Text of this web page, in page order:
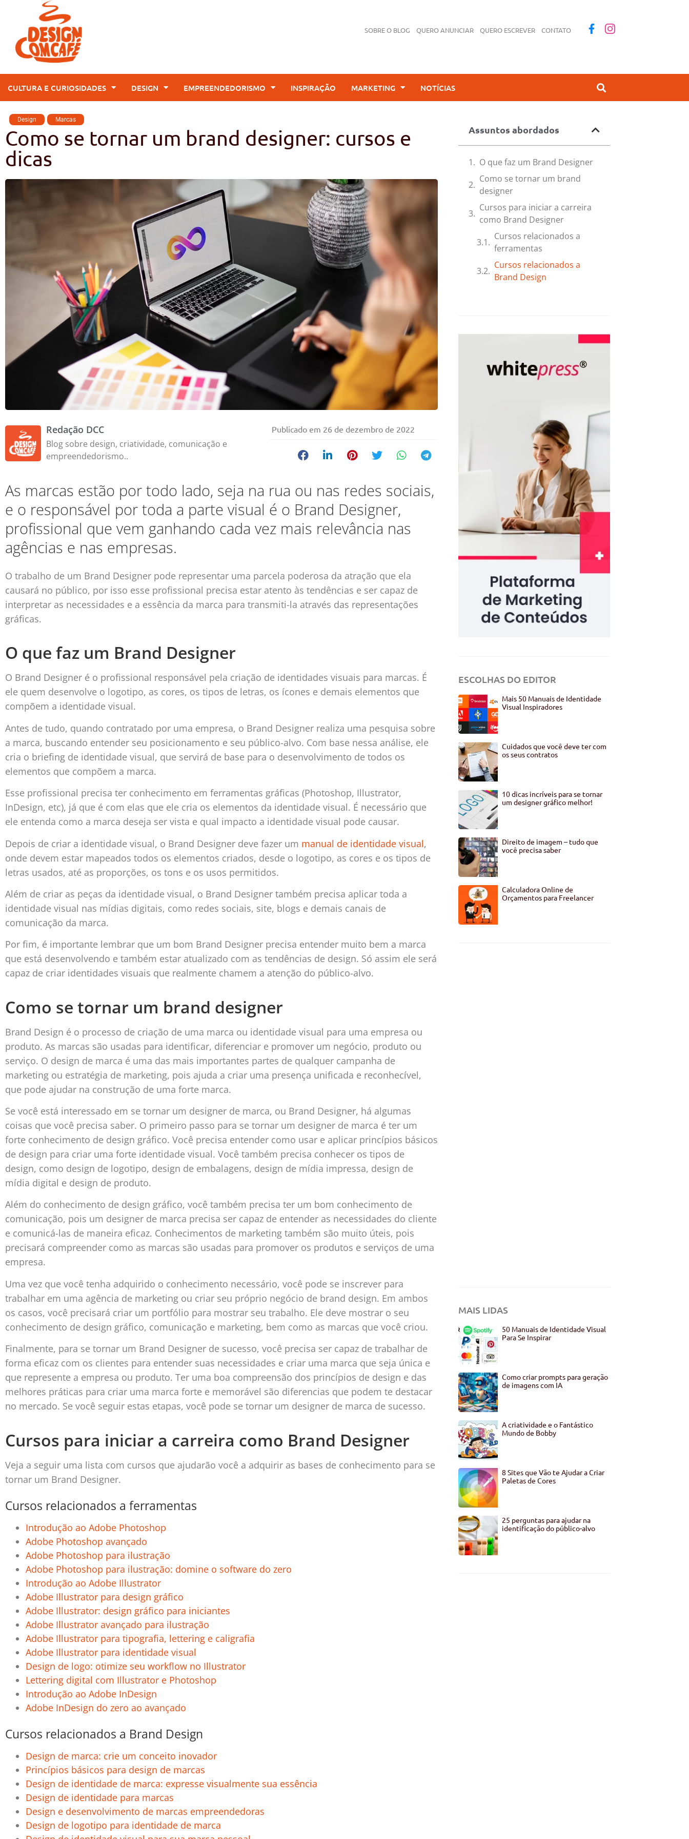
SOBRE O BLOG QUERO ANUNCIAR QUERO ESCREVER CONTATO
CULTURA E CURIOSIDADES DESIGN EMPREENDEDORISMO INSPIRAÇÃO MARKETING NOTÍCIAS
Design Marcas
Como se tornar um brand designer: cursos e
dicas
Redação DCC
Blog sobre design, criatividade, comunicação e
empreendedorismo..
Publicado em 26 de dezembro de 2022
As marcas estão por todo lado, seja na rua ou nas redes sociais,
e o responsável por toda a parte visual é o Brand Designer,
profissional que vem ganhando cada vez mais relevância nas
agências e nas empresas.
O trabalho de um Brand Designer pode representar uma parcela poderosa da atração que ela
causará no público, por isso esse profissional precisa estar atento às tendências e ser capaz de
interpretar as necessidades e a essência da marca para transmiti-la através das representações
gráficas.
O que faz um Brand Designer
O Brand Designer é o profissional responsável pela criação de identidades visuais para marcas. É
ele quem desenvolve o logotipo, as cores, os tipos de letras, os ícones e demais elementos que
compõem a identidade visual.
Antes de tudo, quando contratado por uma empresa, o Brand Designer realiza uma pesquisa sobre
a marca, buscando entender seu posicionamento e seu público-alvo. Com base nessa análise, ele
cria o briefing de identidade visual, que servirá de base para o desenvolvimento de todos os
elementos que compõem a marca.
Esse profissional precisa ter conhecimento em ferramentas gráficas (Photoshop, Illustrator,
InDesign, etc), já que é com elas que ele cria os elementos da identidade visual. É necessário que
ele entenda como a marca deseja ser vista e qual impacto a identidade visual pode causar.
Depois de criar a identidade visual, o Brand Designer deve fazer um manual de identidade visual,
onde devem estar mapeados todos os elementos criados, desde o logotipo, as cores e os tipos de
letras usados, até as proporções, os tons e os usos permitidos.
Além de criar as peças da identidade visual, o Brand Designer também precisa aplicar toda a
identidade visual nas mídias digitais, como redes sociais, site, blogs e demais canais de
comunicação da marca.
Por fim, é importante lembrar que um bom Brand Designer precisa entender muito bem a marca
que está desenvolvendo e também estar atualizado com as tendências de design. Só assim ele será
capaz de criar identidades visuais que realmente chamem a atenção do público-alvo.
Como se tornar um brand designer
Brand Design é o processo de criação de uma marca ou identidade visual para uma empresa ou
produto. As marcas são usadas para identificar, diferenciar e promover um negócio, produto ou
serviço. O design de marca é uma das mais importantes partes de qualquer campanha de
marketing ou estratégia de marketing, pois ajuda a criar uma presença unificada e reconhecível,
que pode ajudar na construção de uma forte marca.
Se você está interessado em se tornar um designer de marca, ou Brand Designer, há algumas
coisas que você precisa saber. O primeiro passo para se tornar um designer de marca é ter um
forte conhecimento de design gráfico. Você precisa entender como usar e aplicar princípios básicos
de design para criar uma forte identidade visual. Você também precisa conhecer os tipos de
design, como design de logotipo, design de embalagens, design de mídia impressa, design de
mídia digital e design de produto.
Além do conhecimento de design gráfico, você também precisa ter um bom conhecimento de
comunicação, pois um designer de marca precisa ser capaz de entender as necessidades do cliente
e comunicá-las de maneira eficaz. Conhecimentos de marketing também são muito úteis, pois
precisará compreender como as marcas são usadas para promover os produtos e serviços de uma
empresa.
Uma vez que você tenha adquirido o conhecimento necessário, você pode se inscrever para
trabalhar em uma agência de marketing ou criar seu próprio negócio de brand design. Em ambos
os casos, você precisará criar um portfólio para mostrar seu trabalho. Ele deve mostrar o seu
conhecimento de design gráfico, comunicação e marketing, bem como as marcas que você criou.
Finalmente, para se tornar um Brand Designer de sucesso, você precisa ser capaz de trabalhar de
forma eficaz com os clientes para entender suas necessidades e criar uma marca que seja única e
que represente a empresa ou produto. Ter uma boa compreensão dos princípios de design e das
melhores práticas para criar uma marca forte e memorável são diferencias que podem te destacar
no mercado. Se você seguir estas etapas, você pode se tornar um designer de marca de sucesso.
Cursos para iniciar a carreira como Brand Designer
Veja a seguir uma lista com cursos que ajudarão você a adquirir as bases de conhecimento para se
tornar um Brand Designer.
Cursos relacionados a ferramentas
Introdução ao Adobe Photoshop
Adobe Photoshop avançado
Adobe Photoshop para ilustração
Adobe Photoshop para ilustração: domine o software do zero
Introdução ao Adobe Illustrator
Adobe Illustrator para design gráfico
Adobe Illustrator: design gráfico para iniciantes
Adobe Illustrator avançado para ilustração
Adobe Illustrator para tipografia, lettering e caligrafia
Adobe Illustrator para identidade visual
Design de logo: otimize seu workflow no Illustrator
Lettering digital com Illustrator e Photoshop
Introdução ao Adobe InDesign
Adobe InDesign do zero ao avançado
Cursos relacionados a Brand Design
Design de marca: crie um conceito inovador
Princípios básicos para design de marcas
Design de identidade de marca: expresse visualmente sua essência
Design de identidade para marcas
Design e desenvolvimento de marcas empreendedoras
Design de logotipo para identidade de marca
Assuntos abordados
O que faz um Brand Designer
Como se tornar um brand
designer
Cursos para iniciar a carreira
como Brand Designer
Cursos relacionados a
ferramentas
Cursos relacionados a
Brand Design
ESCOLHAS DO EDITOR
Mais 50 Manuais de Identidade
Visual Inspiradores
Cuidados que você deve ter com
os seus contratos
10 dicas incríveis para se tornar
um designer gráfico melhor!
Direito de imagem – tudo que
você precisa saber
Calculadora Online de
Orçamentos para Freelancer
MAIS LIDAS
50 Manuais de Identidade Visual
Para Se Inspirar
Como criar prompts para geração
de imagens com IA
A criatividade e o Fantástico
Mundo de Bobby
8 Sites que Vão te Ajudar a Criar
Paletas de Cores
25 perguntas para ajudar na
identificação do público-alvo